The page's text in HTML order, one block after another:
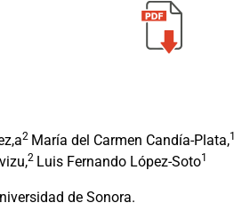
2 María del Carmen Candía-Plata,1
2 Luis Fernando López-Soto1
de Sonora.